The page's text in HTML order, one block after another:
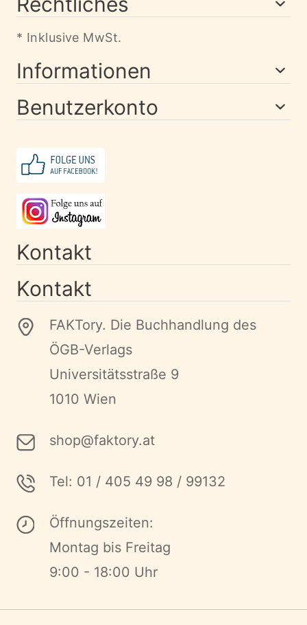
* Inklusive MwSt.
Informationen
Benutzerkonto
Kontakt
Kontakt
FAKTory. Die Buchhandlung des
ÖGB-Verlags
Universitätsstraße 9
1010 Wien
shop@faktory.at
Tel: 01 / 405 49 98 / 99132
Öffnungszeiten:
Montag bis Freitag
9:00 - 18:00 Uhr